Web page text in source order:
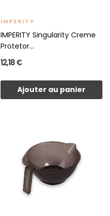
IMPERITY
IMPERITY Singularity Creme
Protetor...
12,18 €
Ajouter au panier